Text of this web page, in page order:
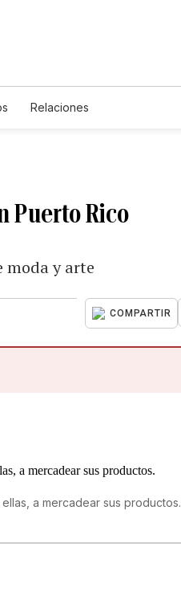
Relaciones
Puerto Rico
moda y arte
COMPARTIR
a mercadear sus productos.